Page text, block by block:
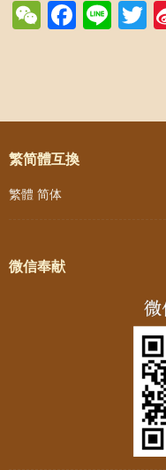
WeChatLine
Post
繁简體互換
繁體 简体
微信奉献